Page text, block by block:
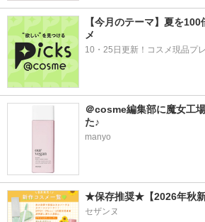
【今月のテーマ】夏を
メ
10・25日更新！コスメ現品プ
＠cosme編集部に魔女工
た♪
manyo
★保存推奨★【2026年秋
セザンヌ